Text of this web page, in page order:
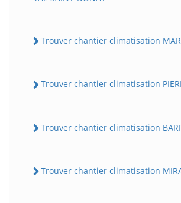
Trouver chantier climatisation
Trouver chantier climatisation
Trouver chantier climatisation
Trouver chantier climatisation